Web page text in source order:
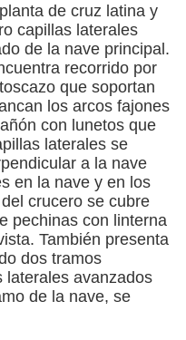
de cruz latina y
capillas laterales
de la nave principal.
recorrido por
que soportan
los arcos fajones
con lunetos que
laterales se
a la nave
en la nave y en los
crucero se cubre
pechinas con linterna
También presenta
dos tramos
laterales avanzados
de la nave, se